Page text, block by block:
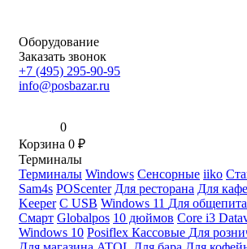
Оборудование
Заказать звонок
+7 (495) 295-90-95
info@posbazar.ru
0
Корзина 0 ₽
Терминалы
Терминалы Windows Сенсорные iiko
Sam4s POScenter Для ресторана Для кафе
Keeper С USB Windows 11 Для общепита
Смарт Globalpos 10 дюймов Core i3
Windows 10 Posiflex Кассовые Для